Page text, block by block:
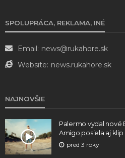
SPOLUPRÁCA, REKLAMA, INÉ
Email: news@rukahore.sk
Website: news.rukahore.sk
NAJNOVŠIE
Palermo vydal nové
Amigo posiela aj klip
pred 3 roky